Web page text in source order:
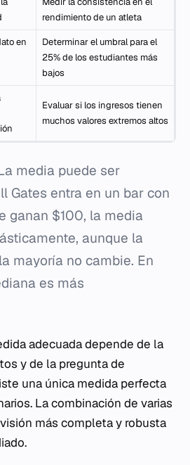
rendimiento de un atleta
en
Determinar el umbral para el
25% de los estudiantes más
bajos
Evaluar si los ingresos tienen
muchos valores extremos altos
media puede ser
Gates entra en un bar con
ganan $100, la media
aunque la
mayoría no cambie. En
es más
adecuada depende de la
y de la pregunta de
una única medida perfecta
La combinación de varias
más completa y robusta